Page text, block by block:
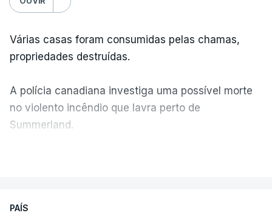
Várias casas foram consumidas pelas chamas,
propriedades destruídas.
A polícia canadiana investiga uma possível morte
no violento incêndio que lavra perto de
Summerland.
PAÍS